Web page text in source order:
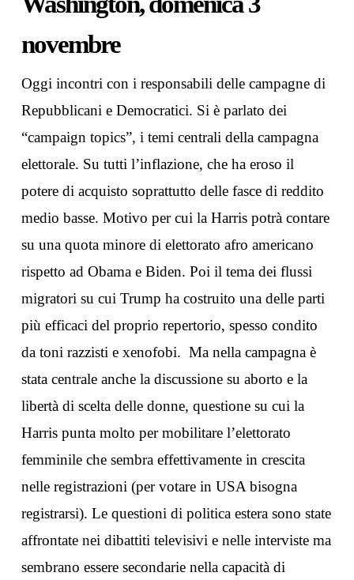
novembre
Oggi incontri con i responsabili delle campagne di
Repubblicani e Democratici. Si è parlato dei
“campaign topics”, i temi centrali della campagna
elettorale. Su tutti l’inflazione, che ha eroso il
potere di acquisto soprattutto delle fasce di reddito
medio basse. Motivo per cui la Harris potrà contare
su una quota minore di elettorato afro americano
rispetto ad Obama e Biden. Poi il tema dei flussi
migratori su cui Trump ha costruito una delle parti
più efficaci del proprio repertorio, spesso condito
da toni razzisti e xenofobi. Ma nella campagna è
stata centrale anche la discussione su aborto e la
libertà di scelta delle donne, questione su cui la
Harris punta molto per mobilitare l’elettorato
femminile che sembra effettivamente in crescita
nelle registrazioni (per votare in USA bisogna
registrarsi). Le questioni di politica estera sono state
affrontate nei dibattiti televisivi e nelle interviste ma
sembrano essere secondarie nella capacità di